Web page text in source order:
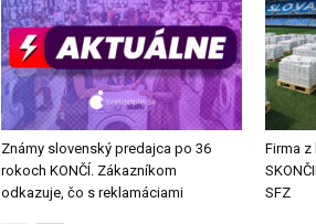
Známy slovenský predajca po 36
rokoch KONČÍ. Zákazníkom
odkazuje, čo s reklamáciami
Firma z
SFZ